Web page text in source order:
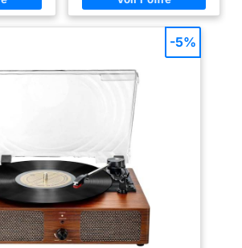
propres
Bluetooth
via
Aux-in
Bluetooth
pouvez
pour une
de votre
VITESSE
Prise en
disques
de
Le
par
livré avec quatre pieds
vibrations. 【Connexion sans fil
Bluetooth】Cette platine
Bluetooth avec récepteur sans
fil BT intégré et haut-parleurs
stéréo. Diffusez sans fil,
écoutez de la musique à partir
de tous vos appareils tels que
smartphone, iPad audio, etc.
Aucun câble supplémentaire
soucier des haut-parleurs
manquants à la maison. Profitez
de votre musique préférée
maintenant. 【Connexion
avancée AUX IN & RCA OUT】
Ce lecteur de vinyle peut
facilement connecter des haut-
parleurs externes via des
-5%